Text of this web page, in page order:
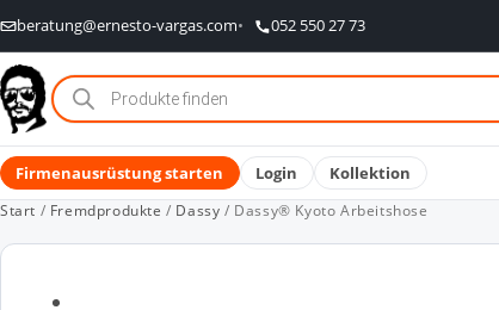
beratung@ernesto-vargas.com 052 550 27 73
Products
search
Firmenausrüstung starten Login Kollektion
Start / Fremdprodukte / Dassy / Dassy® Kyoto Arbeitshose